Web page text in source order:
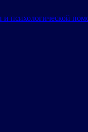
и психологической